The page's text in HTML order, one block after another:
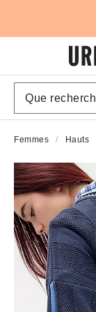
Femmes Hauts